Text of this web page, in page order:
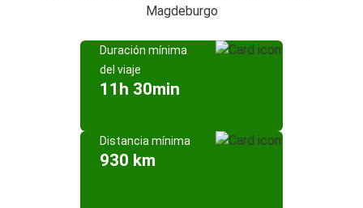
Magdeburgo
Duración mínima
del viaje
11h 30min
Distancia mínima
930 km